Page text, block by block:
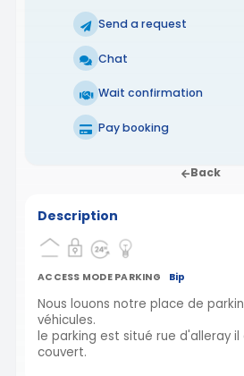
Send a request
Chat
Wait confirmation
Pay booking
Back
Description
ACCESS MODE PARKING Bip
Nous louons notre place de
véhicules.
le parking est situé rue d'alleray
couvert.